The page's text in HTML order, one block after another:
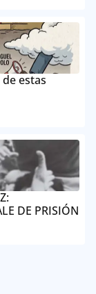
estas
DE PRISIÓN